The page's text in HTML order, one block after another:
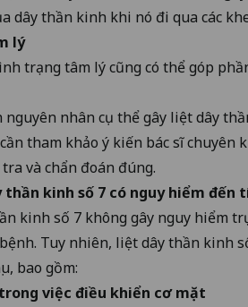
dây thần kinh khi nó đi qua các
lý
trạng tâm lý cũng có thể góp
nguyên nhân cụ thể gây liệt dây
tham khảo ý kiến bác sĩ chuyên
và chẩn đoán đúng.
thần kinh số 7 có nguy hiểm đến
kinh số 7 không gây nguy hiểm
Tuy nhiên, liệt dây thần kinh
bao gồm:
việc điều khiển cơ mặt